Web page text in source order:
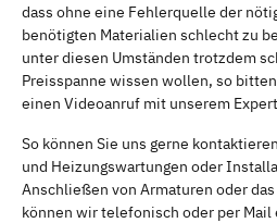
dass ohne eine Fehlerquelle der
benötigten Materialien schlecht zu
unter diesen Umständen trotzdem
Preisspanne wissen wollen, so
einen Videoanruf mit unserem
So können Sie uns gerne
und Heizungswartungen oder
Anschließen von Armaturen oder
können wir telefonisch oder per